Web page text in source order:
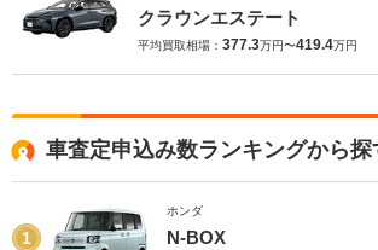
クラウンエステート
平均買取相場： 377.3万円〜419.4万円
車査定申込み数ランキングから探
1
ホンダ
N-BOX